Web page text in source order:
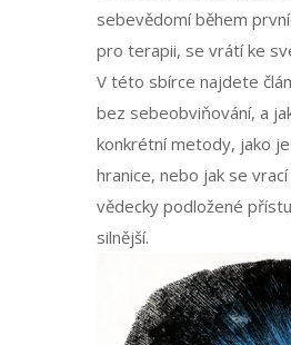
sebevědomí během
pro terapii, se vrátí ke
V této sbírce najdete
bez sebeobviňování, a
konkrétní metody, jako je
hranice, nebo jak se
vědecky podložené
silnější.